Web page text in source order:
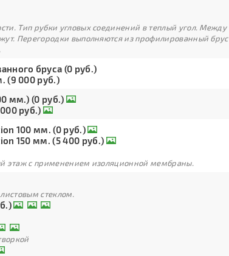
Тип рубки угловых соединений в теплый угол. Между
Перегородки выполняются из профилированный брус
бруса (0 руб.)
(9 000 руб.)
мм.) (0 руб.)
руб.)
100 мм. (0 руб.)
150 мм. (5 400 руб.)
этаж с применением изоляционной мембраны.
стеклом.